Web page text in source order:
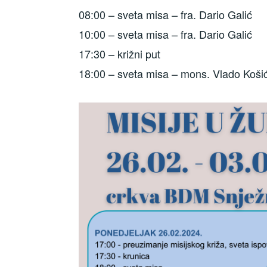
08:00 – sveta misa – fra. Dario Galić
10:00 – sveta misa – fra. Dario Galić
17:30 – križni put
18:00 – sveta misa – mons. Vlado